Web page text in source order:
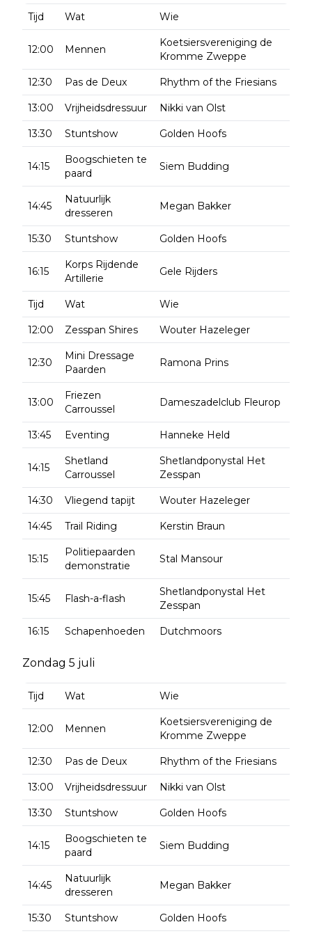
Tijd Wat Wie
12:00 Mennen
Koetsiersvereniging de
Kromme Zweppe
12:30 Pas de Deux Rhythm of the Friesians
13:00 Vrijheidsdressuur Nikki van Olst
13:30 Stuntshow Golden Hoofs
14:15
Boogschieten te
paard
Siem Budding
14:45
Natuurlijk
dresseren
Megan Bakker
15:30 Stuntshow Golden Hoofs
16:15
Korps Rijdende
Artillerie
Gele Rijders
Tijd Wat Wie
12:00 Zesspan Shires Wouter Hazeleger
12:30
Mini Dressage
Paarden
Ramona Prins
13:00
Friezen
Carroussel
Dameszadelclub Fleurop
13:45 Eventing Hanneke Held
14:15
Shetland
Carroussel
Shetlandponystal Het
Zesspan
14:30 Vliegend tapijt Wouter Hazeleger
14:45 Trail Riding Kerstin Braun
15:15
Politiepaarden
demonstratie
Stal Mansour
15:45 Flash-a-flash
Shetlandponystal Het
Zesspan
16:15 Schapenhoeden Dutchmoors
Zondag 5 juli
Tijd Wat Wie
12:00 Mennen
Koetsiersvereniging de
Kromme Zweppe
12:30 Pas de Deux Rhythm of the Friesians
13:00 Vrijheidsdressuur Nikki van Olst
13:30 Stuntshow Golden Hoofs
14:15
Boogschieten te
paard
Siem Budding
14:45
Natuurlijk
dresseren
Megan Bakker
15:30 Stuntshow Golden Hoofs